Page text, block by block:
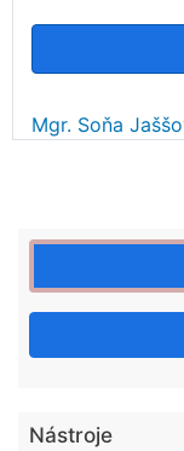
Mgr. Soňa
Nástroje